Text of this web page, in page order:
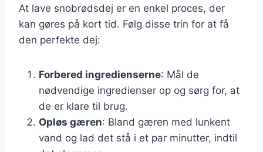
At lave snobrødsdej er en enkel proces, der
kan gøres på kort tid. Følg disse trin for at få
den perfekte dej:
Forbered ingredienserne: Mål de
nødvendige ingredienser op og sørg for, at
de er klare til brug.
Opløs gæren: Bland gæren med lunkent
vand og lad det stå i et par minutter, indtil